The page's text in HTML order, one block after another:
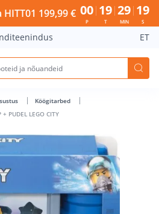
CITY - Bauhof has loaded
199,99 € 00
P
19
T
29
MIN
18
S
ET
Köögitarbed
+ PUDEL LEGO CITY